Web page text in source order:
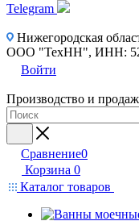
Telegram
Нижегородская
ООО "ТехНН", ИНН:
Войти
Производство и
Сравнение0
Корзина 0
Каталог товаров